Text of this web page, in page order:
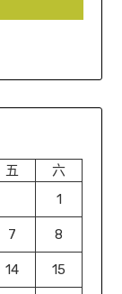
五
六
1
7 8
14 15